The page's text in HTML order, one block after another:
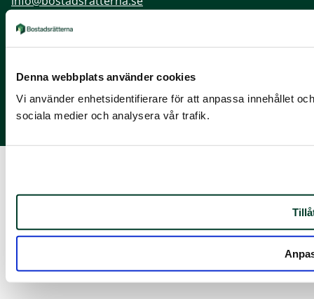
Denna webbplats använder cookies
Vi använder enhetsidentifierare för att anpassa innehållet
sociala medier och analysera vår trafik.
Sociala kanaler
Facebook
LinkedIn